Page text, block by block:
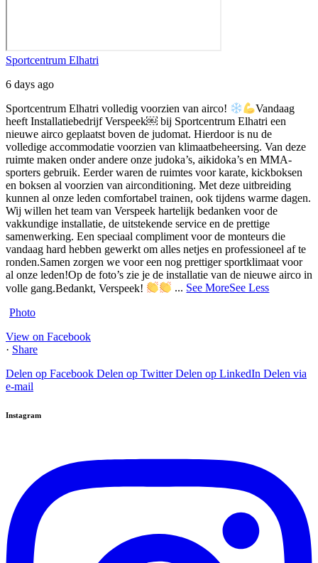
Sportcentrum Elhatri
6 days ago
Sportcentrum Elhatri volledig voorzien van airco!
Vandaag
heeft Installatiebedrijf Verspeek⁠￼ bij Sportcentrum Elhatri een
nieuwe airco geplaatst boven de judomat. Hierdoor is nu de
volledige accommodatie voorzien van klimaatbeheersing. Van deze
ruimte maken onder andere onze judoka’s, aikidoka’s en MMA-
sporters gebruik. Eerder waren de ruimtes voor karate, kickboksen
en boksen al voorzien van airconditioning. Met deze uitbreiding
kunnen al onze leden comfortabel trainen, ook tijdens warme dagen.
Wij willen het team van Verspeek hartelijk bedanken voor de
vakkundige installatie, de uitstekende service en de prettige
samenwerking. Een speciaal compliment voor de monteurs die
vandaag hard hebben gewerkt om alles netjes en professioneel af te
ronden.Samen zorgen we voor een nog prettiger sportklimaat voor
al onze leden!Op de foto’s zie je de installatie van de nieuwe airco in
volle gang.Bedankt, Verspeek! ... See MoreSee Less
Photo
View on Facebook
· Share
Delen op Facebook Delen op Twitter Delen op LinkedIn Delen via
e-mail
Instagram